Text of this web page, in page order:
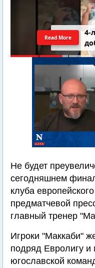
4-
Read More
Не будет
сегодняшнем
клуба
предматчевой
главный тренер
Игроки "Маккаби"
подряд Евролигу и
югославской